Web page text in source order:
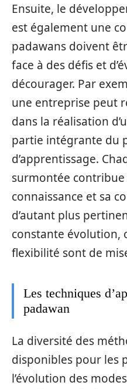
Ensuite, le
est également une
padawans doivent
face à des défis et
décourager. Par
une entreprise peut
dans la réalisation
partie intégrante du
d’apprentissage.
surmontée
connaissance et sa
d’autant plus
constante évolution,
flexibilité sont de
Les techniques
padawan
La diversité des
disponibles pour les
l’évolution des